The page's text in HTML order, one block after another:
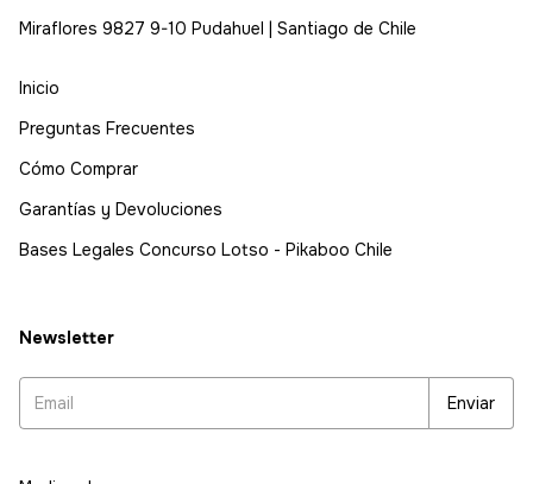
Miraflores 9827 9-10 Pudahuel | Santiago de Chile
Inicio
Preguntas Frecuentes
Cómo Comprar
Garantías y Devoluciones
Bases Legales Concurso Lotso - Pikaboo Chile
Newsletter